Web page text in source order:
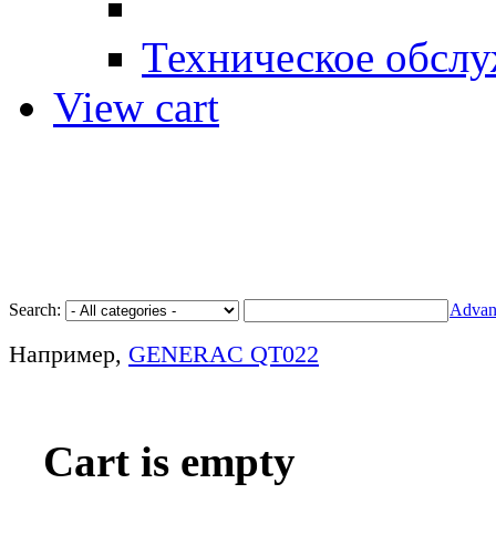
Техническое
View cart
Search:
Например, GENERAC QT022
Cart is empty